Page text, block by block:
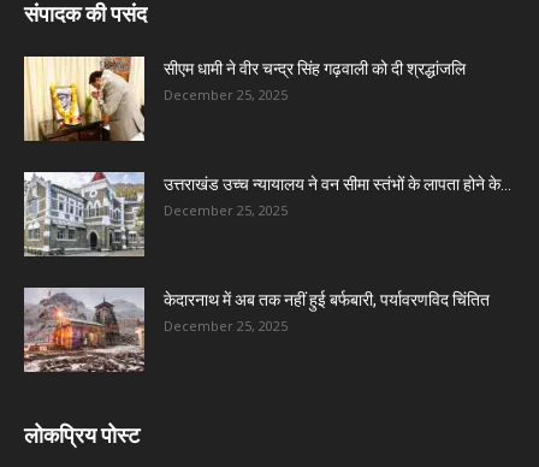
संपादक की पसंद
सीएम धामी ने वीर चन्द्र सिंह गढ़वाली को दी श्रद्धांजलि
December 25, 2025
उत्तराखंड उच्च न्यायालय ने वन सीमा स्तंभों के लापता होने के...
December 25, 2025
केदारनाथ में अब तक नहीं हुई बर्फबारी, पर्यावरणविद चिंतित
December 25, 2025
लोकप्रिय पोस्ट